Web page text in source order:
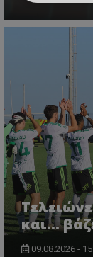
και...
09.08.2026 -